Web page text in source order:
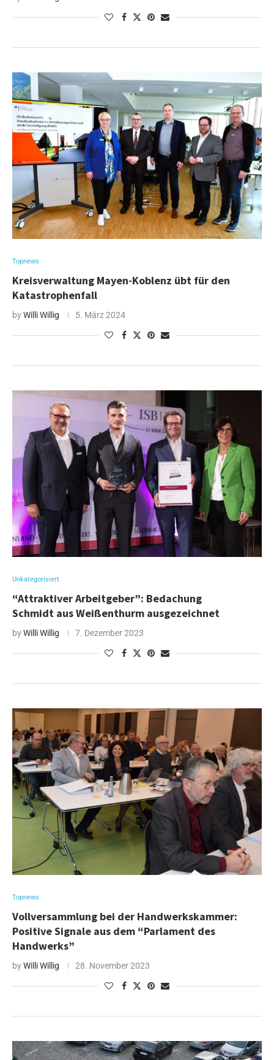
Topnews
Kreisverwaltung Mayen-Koblenz übt für den
Katastrophenfall
byWilli Willig 5. März 2024
Unkategorisiert
“Attraktiver Arbeitgeber”: Bedachung
Schmidt aus Weißenthurm ausgezeichnet
byWilli Willig 7. Dezember 2023
Topnews
Vollversammlung bei der Handwerkskammer:
Positive Signale aus dem “Parlament des
Handwerks”
byWilli Willig 28. November 2023